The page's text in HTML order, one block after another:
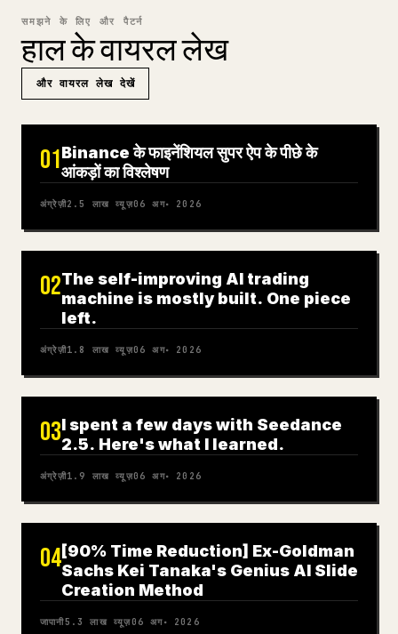
समझने के लिए और पैटर्न
हाल के वायरल लेख
और वायरल लेख देखें
01Binance के फाइनेंशियल सुपर ऐप के पीछे के
आंकड़ों का विश्लेषण
अंग्रेज़ी2.5 लाख व्यूज़06 अग॰ 2026
02The self-improving AI trading
machine is mostly built. One piece
left.
अंग्रेज़ी1.8 लाख व्यूज़06 अग॰ 2026
03I spent a few days with Seedance
2.5. Here's what I learned.
अंग्रेज़ी1.9 लाख व्यूज़06 अग॰ 2026
04[90% Time Reduction] Ex-Goldman
Sachs Kei Tanaka's Genius AI Slide
Creation Method
जापानी5.3 लाख व्यूज़06 अग॰ 2026